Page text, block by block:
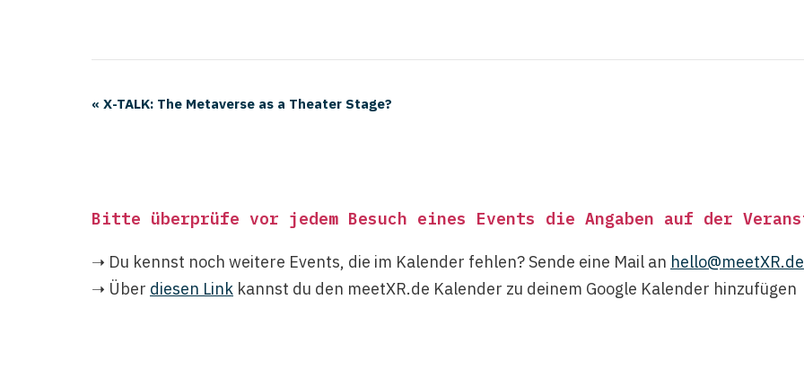
« X-TALK: The Metaverse as a Theater Stage?
Bitte überprüfe vor jedem Besuch eines Events die Angaben auf der
➝ Du kennst noch weitere Events, die im Kalender fehlen? Sende eine Mail an hello@meetXR.de
➝ Über diesen Link kannst du den meetXR.de Kalender zu deinem Google Kalender hinzufügen